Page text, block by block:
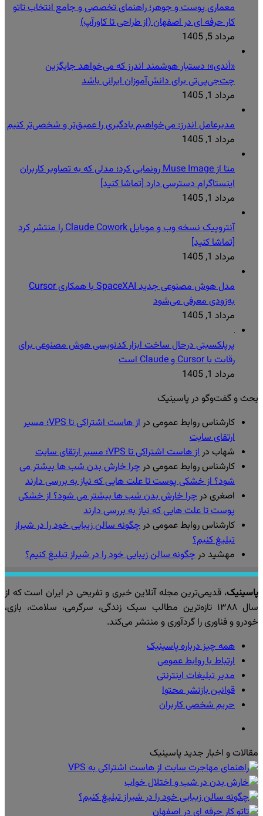
معماری پوست و جوهر؛ راهنمای تخصصی و جامع انتخاب تاتو
کار حرفه ای در اصفهان (از طراحی تا کاورآپ)
مرداد 5, 1405
«اَندی»؛ دستیار هوشمند اندرز که می‌خواهد جایگزین
چت‌جی‌پی‌تی برای دانش‌آموزان ایرانی باشد
مرداد 1, 1405
مدیرعامل اندرز: می‌خواهیم یادگیری را عمیق‌تر و شخصی‌تر کنیم
مرداد 1, 1405
متا از Muse Image رونمایی کرد؛ مدلی که به تصاویر کاربران
اینستاگرام دسترسی دارد [تماشا کنید]
مرداد 1, 1405
آنتروپیک نسخه وب و موبایل Claude Cowork را منتشر کرد
[تماشا کنید]
مرداد 1, 1405
مدل هوش مصنوعی جدید SpaceXAI با همکاری Cursor
به‌زودی معرفی می‌شود
مرداد 1, 1405
پرپلکسیتی درحال ساخت ابزار کدنویسی هوش مصنوعی برای
رقابت با Cursor و Claude است
مرداد 1, 1405
بحث و گفت‌وگو در پاسینیک
کارشناس روابط عمومی در
از هاست اشتراکی تا VPS؛ مسیر
ارتقای سایت
شهاب دراز هاست اشتراکی تا VPS؛ مسیر ارتقای سایت
کارشناس روابط عمومی درچرا خارش بدن شب ها بیشتر می
شود؟ از خشکی پوست تا علت هایی که نیاز به بررسی دارند
اصغری درچرا خارش بدن شب ها بیشتر می شود؟ از خشکی
پوست تا علت هایی که نیاز به بررسی دارند
کارشناس روابط عمومی درچگونه سالن زیبایی خود را در شیراز
تبلیغ کنیم؟
مهشید درچگونه سالن زیبایی خود را در شیراز تبلیغ کنیم؟
پاسینیک، قدیمی‌ترین مجله آنلاین خبری و تفریحی در ایران است که از
سال ۱۳۸۸ تازه‌ترین مطالب سبک زندگی، سرگرمی، سلامت، بازی،
خودرو و فناوری را گردآوری و منتشر می‌کند.
همه چیز درباره پاسینیک
ارتباط با روابط عمومی
مدیر تبلیغات اینترنتی
قوانین بازنشر محتوا
حریم شخصی کاربران
مقالات و اخبار جدید پاسینیک